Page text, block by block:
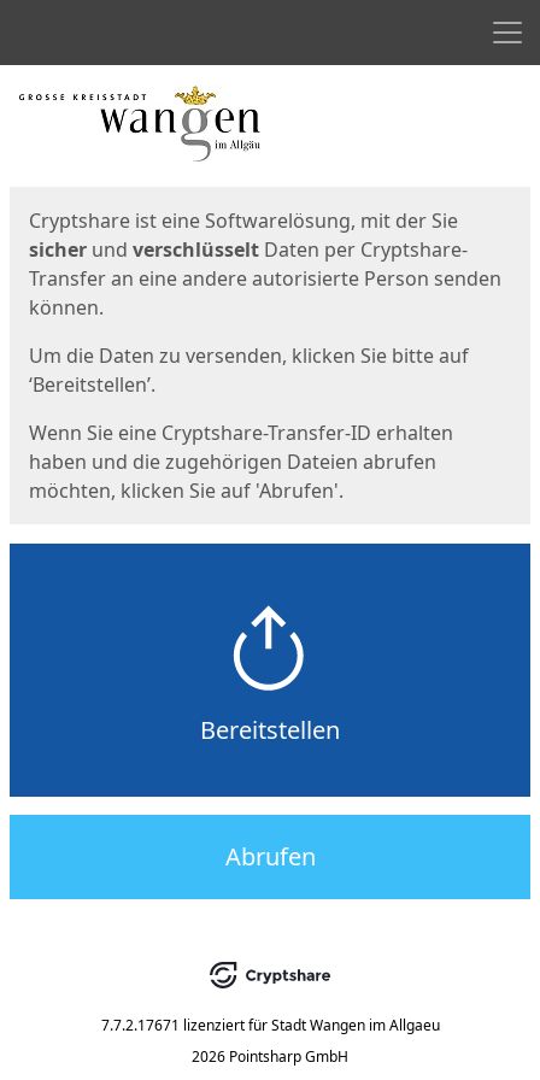
Start
Cryptshare ist eine Softwarelösung, mit der Sie
sicher und verschlüsselt Daten per Cryptshare-
Transfer an eine andere autorisierte Person senden
können.
Um die Daten zu versenden, klicken Sie bitte auf
‘Bereitstellen’.
Wenn Sie eine Cryptshare-Transfer-ID erhalten
haben und die zugehörigen Dateien abrufen
möchten, klicken Sie auf 'Abrufen'.
Bereitstellen
Abrufen
7.7.2.17671 lizenziert für Stadt Wangen im Allgaeu
2026 Pointsharp GmbH